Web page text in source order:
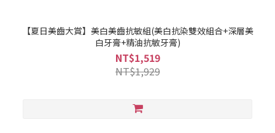
【夏日美齒大賞】美白美齒抗敏組(美白抗染雙效組合+深層美
白牙膏+精油抗敏牙膏)
NT$1,519
NT$1,929